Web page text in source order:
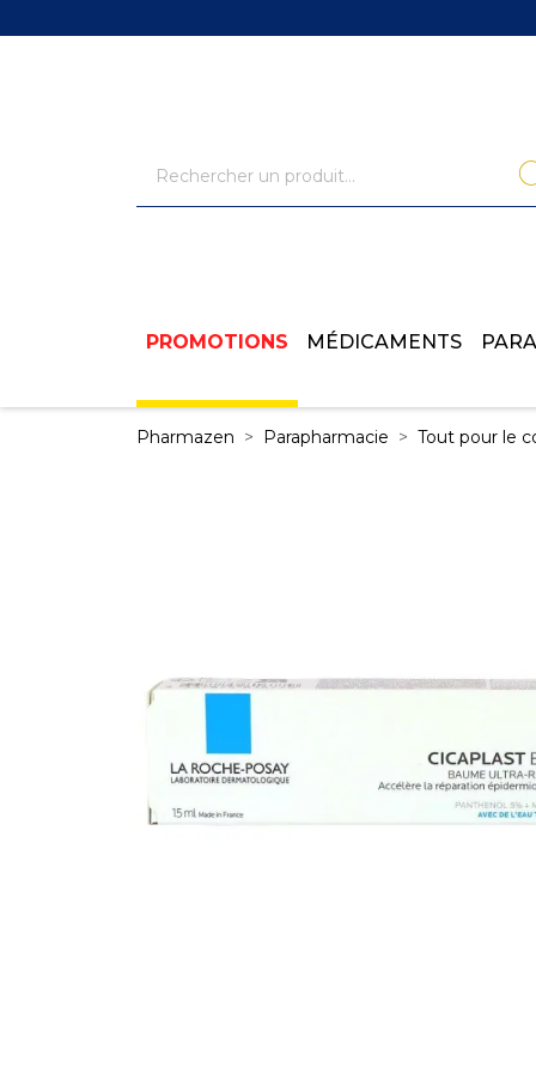
PROMOTIONS MÉDICAMENTS
Pharmazen Parapharmacie Tout pour le